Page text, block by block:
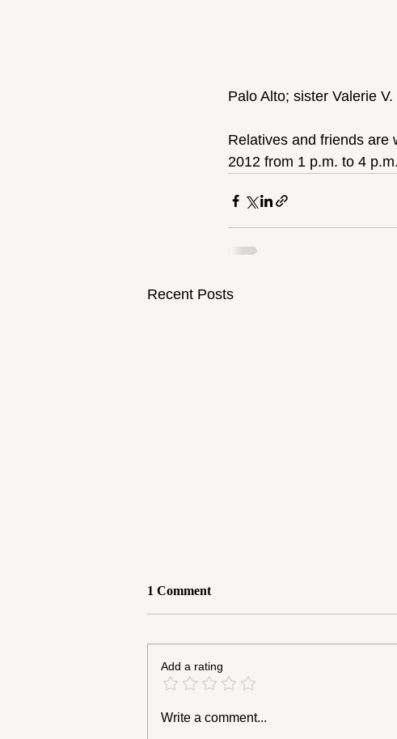
Palo Alto; sister Valerie
Relatives and friends are
2012 from 1 p.m. to 4
Recent Posts
Honoring the Life and Legacy
1 Comment
Add a rating
Write a comment...